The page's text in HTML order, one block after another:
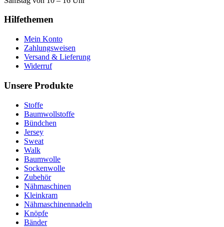
Hilfethemen
Mein Konto
Zahlungsweisen
Versand & Lieferung
Widerruf
Unsere Produkte
Stoffe
Baumwollstoffe
Bündchen
Jersey
Sweat
Walk
Baumwolle
Sockenwolle
Zubehör
Nähmaschinen
Kleinkram
Nähmaschinennadeln
Knöpfe
Bänder